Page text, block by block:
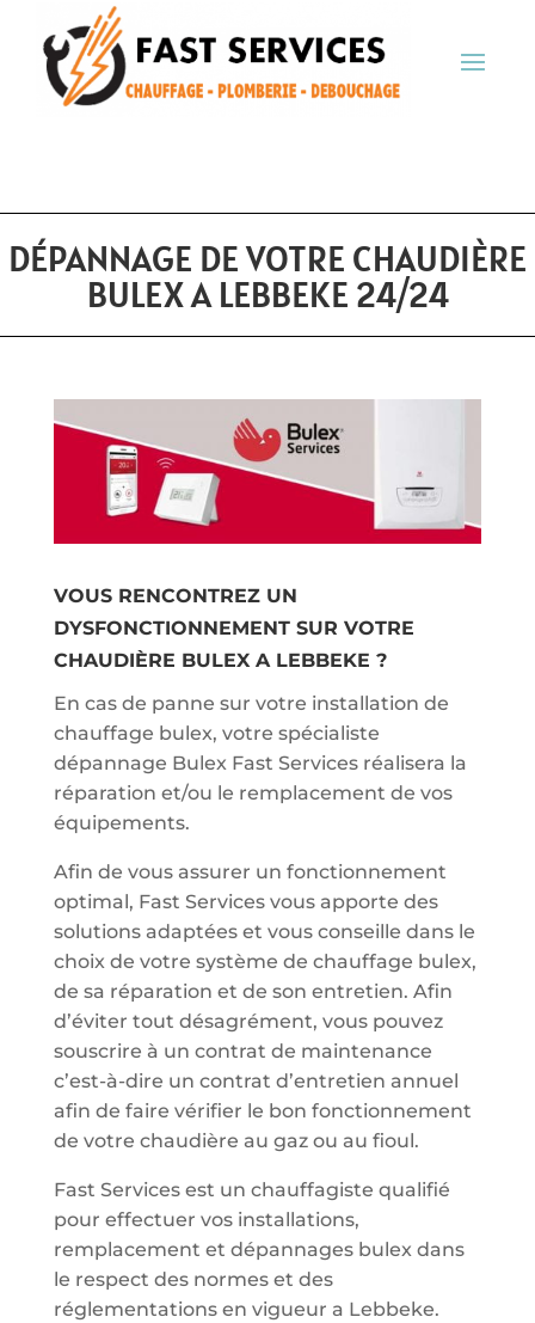
DÉPANNAGE DE VOTRE CHAUDIÈRE
BULEX A LEBBEKE 24/24
VOUS RENCONTREZ UN
DYSFONCTIONNEMENT SUR VOTRE
CHAUDIÈRE BULEX A LEBBEKE ?
En cas de panne sur votre installation de
chauffage bulex, votre spécialiste
dépannage Bulex Fast Services réalisera la
réparation et/ou le remplacement de vos
équipements.
Afin de vous assurer un fonctionnement
optimal, Fast Services vous apporte des
solutions adaptées et vous conseille dans le
choix de votre système de chauffage bulex,
de sa réparation et de son entretien. Afin
d’éviter tout désagrément, vous pouvez
souscrire à un contrat de maintenance
c’est-à-dire un contrat d’entretien annuel
afin de faire vérifier le bon fonctionnement
de votre chaudière au gaz ou au fioul.
Fast Services est un chauffagiste qualifié
pour effectuer vos installations,
remplacement et dépannages bulex dans
le respect des normes et des
réglementations en vigueur a Lebbeke.